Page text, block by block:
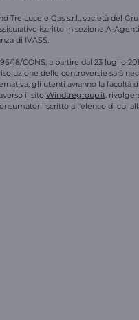
Tre Luce e Gas s.r.l., società del
iscritto in sezione A-
di IVASS.
18/CONS, a partire dal 23 luglio
delle controversie sarà
gli utenti avranno la facoltà
il sito Windtregroup.it,
iscritto all'elenco di cui